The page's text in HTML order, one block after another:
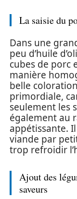
La saisie du
Dans une
peu d’huile
cubes de porc
manière
belle
primordiale,
seulement les
également au
appétissante.
viande par
trop refroidir
Ajout des
saveurs